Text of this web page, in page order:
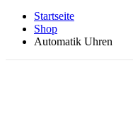
Startseite
Shop
Automatik Uhren